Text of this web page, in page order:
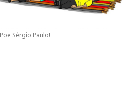
Poe Sérgio Paulo!